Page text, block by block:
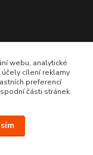
webu, analytické
cílení reklamy
preferencí
části stránek.